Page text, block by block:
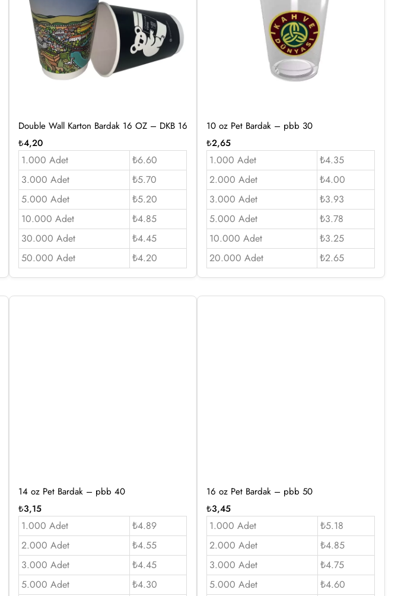
Double Wall Karton Bardak 16 OZ – DKB 16
₺4,20
1.000 Adet
₺6.60
3.000 Adet
₺5.70
5.000 Adet
₺5.20
10.000 Adet
₺4.85
30.000 Adet
₺4.45
50.000 Adet
₺4.20
10 oz Pet Bardak – pbb 30
₺2,65
1.000 Adet
₺4.35
2.000 Adet
₺4.00
3.000 Adet
₺3.93
5.000 Adet
₺3.78
10.000 Adet
₺3.25
20.000 Adet
₺2.65
14 oz Pet Bardak – pbb 40
₺3,15
1.000 Adet
₺4.89
2.000 Adet
₺4.55
3.000 Adet
₺4.45
5.000 Adet
₺4.30
16 oz Pet Bardak – pbb 50
₺3,45
1.000 Adet
₺5.18
2.000 Adet
₺4.85
3.000 Adet
₺4.75
5.000 Adet
₺4.60